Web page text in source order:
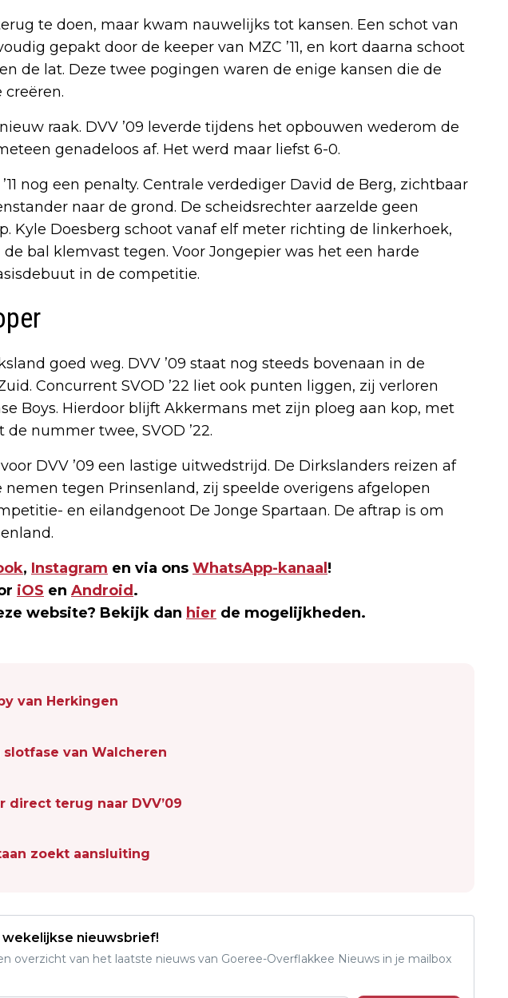
te doen, maar kwam nauwelijks tot kansen. Een schot van
gepakt door de keeper van MZC ’11, en kort daarna schoot
de lat. Deze twee pogingen waren de enige kansen die de
raak. DVV ’09 leverde tijdens het opbouwen wederom de
genadeloos af. Het werd maar liefst 6-0.
nog een penalty. Centrale verdediger David de Berg, zichtbaar
naar de grond. De scheidsrechter aarzelde geen
Kyle Doesberg schoot vanaf elf meter richting de linkerhoek,
bal klemvast tegen. Voor Jongepier was het een harde
in de competitie.
goed weg. DVV ’09 staat nog steeds bovenaan in de
Concurrent SVOD ’22 liet ook punten liggen, zij verloren
Boys. Hierdoor blijft Akkermans met zijn ploeg aan kop, met
nummer twee, SVOD ’22.
DVV ’09 een lastige uitwedstrijd. De Dirkslanders reizen af
tegen Prinsenland, zij speelde overigens afgelopen
en eilandgenoot De Jonge Spartaan. De aftrap is om
, Instagram en via ons WhatsApp-kanaal !
iOS en Android .
website? Bekijk dan hier de mogelijkheden.
van Herkingen
slotfase van Walcheren
direct terug naar DVV’09
zoekt aansluiting
wekelijkse nieuwsbrief!
overzicht van het laatste nieuws van Goeree-Overflakkee Nieuws in je mailbox